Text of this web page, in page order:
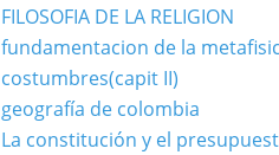
FILOSOFIA DE LA RELIGION
fundamentacion de la
costumbres(capit II)
geografía de colombia
La constitución y el